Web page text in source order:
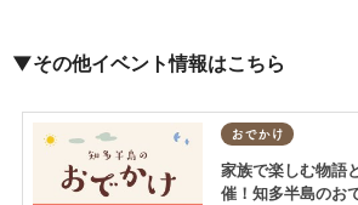
▼その他イベント情報はこちら
おでかけ
家族で楽しむ物語
催！知多半島のお